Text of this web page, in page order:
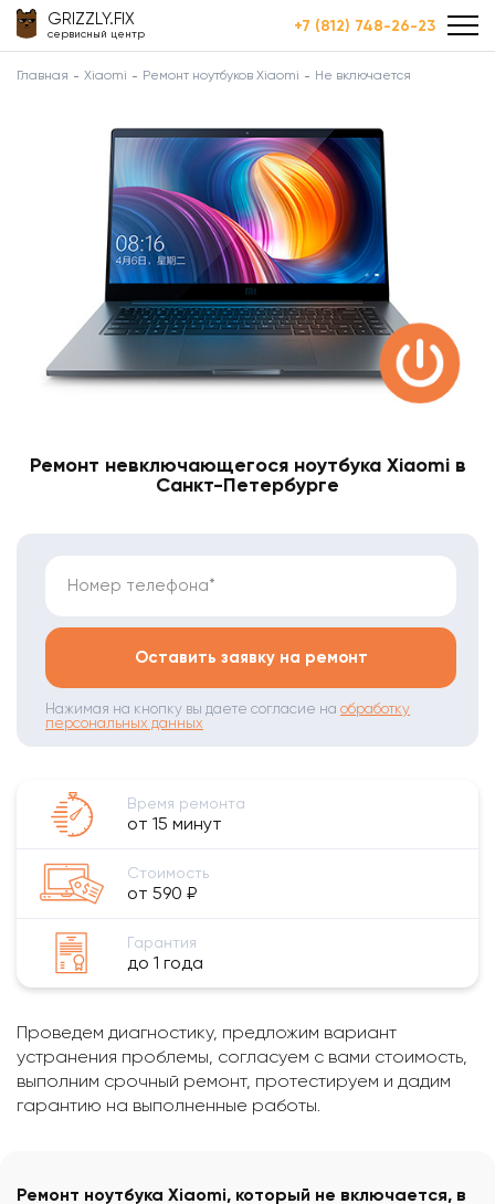
GRIZZLY.FIX
сервисный центр +7 (812) 748-26-23
Главная Xiaomi Ремонт ноутбуков Xiaomi Не включается
Ремонт невключающегося ноутбука Xiaomi в
Санкт-Петербурге
Номер телефона*
Оставить заявку на ремонт
Нажимая на кнопку вы даете согласие на обработку
персональных данных
Время ремонта
от 15 минут
Стоимость
от 590 ₽
Гарантия
до 1 года
Проведем диагностику, предложим вариант
устранения проблемы, согласуем с вами стоимость,
выполним срочный ремонт, протестируем и дадим
гарантию на выполненные работы.
Ремонт ноутбука Xiaomi, который не включается, в